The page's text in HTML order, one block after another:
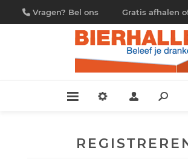
Vragen? Bel ons
09/230.88.44
Gratis afhalen